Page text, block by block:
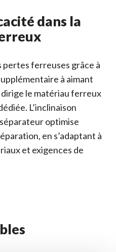
dans la
pertes ferreuses grâce à
à aimant
le matériau ferreux
L’inclinaison
optimise
en s’adaptant à
et exigences de